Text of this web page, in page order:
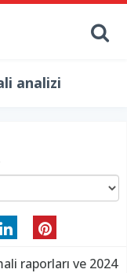
analizi
raporları ve 2024